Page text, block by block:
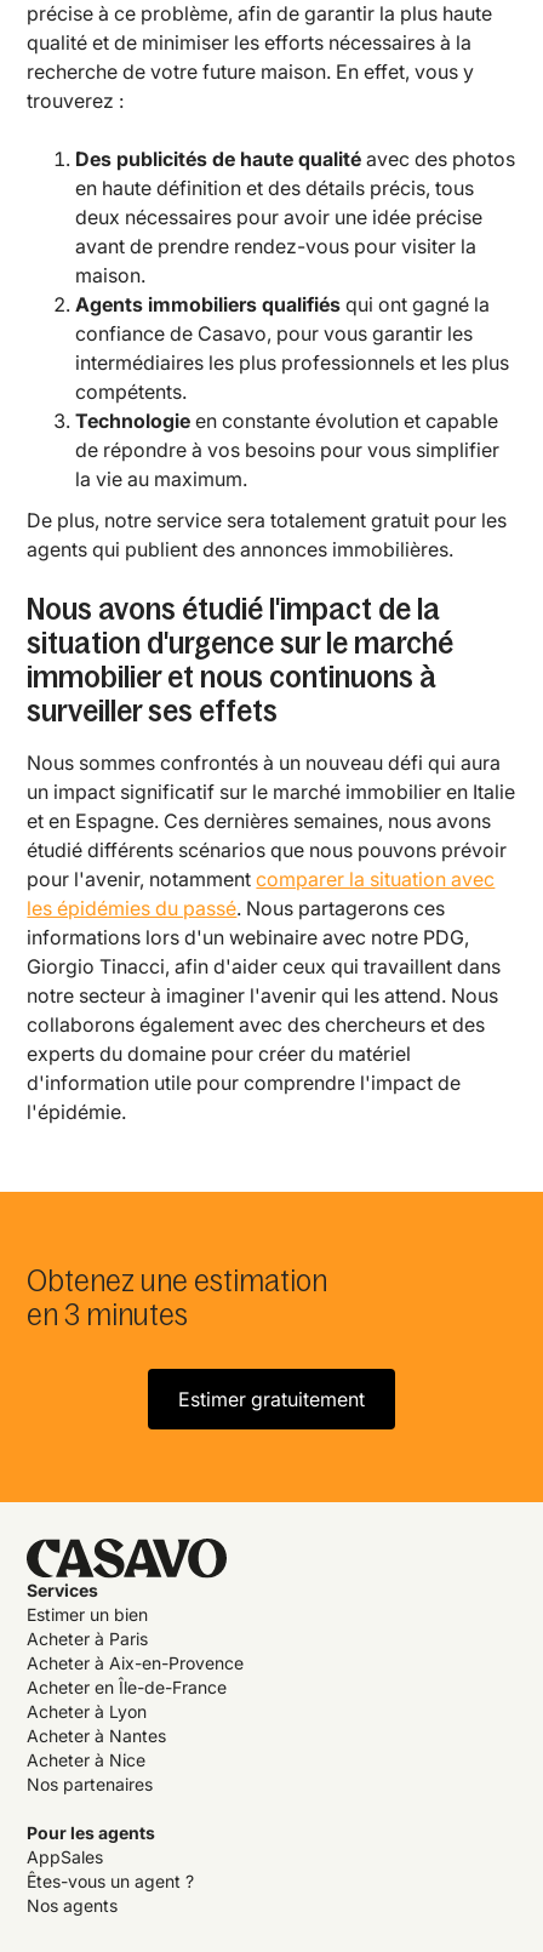
précise à ce problème, afin de garantir la plus haute
qualité et de minimiser les efforts nécessaires à la
recherche de votre future maison. En effet, vous y
trouverez :
Des publicités de haute qualité avec des photos
en haute définition et des détails précis, tous
deux nécessaires pour avoir une idée précise
avant de prendre rendez-vous pour visiter la
maison.
Agents immobiliers qualifiés qui ont gagné la
confiance de Casavo, pour vous garantir les
intermédiaires les plus professionnels et les plus
compétents.
Technologie en constante évolution et capable
de répondre à vos besoins pour vous simplifier
la vie au maximum.
De plus, notre service sera totalement gratuit pour les
agents qui publient des annonces immobilières.
Nous avons étudié l'impact de la
situation d'urgence sur le marché
immobilier et nous continuons à
surveiller ses effets
Nous sommes confrontés à un nouveau défi qui aura
un impact significatif sur le marché immobilier en Italie
et en Espagne. Ces dernières semaines, nous avons
étudié différents scénarios que nous pouvons prévoir
pour l'avenir, notammentcomparer la situation avec
les épidémies du passé. Nous partagerons ces
informations lors d'un webinaire avec notre PDG,
Giorgio Tinacci, afin d'aider ceux qui travaillent dans
notre secteur à imaginer l'avenir qui les attend. Nous
collaborons également avec des chercheurs et des
experts du domaine pour créer du matériel
d'information utile pour comprendre l'impact de
l'épidémie.
Obtenez une estimation
en 3 minutes
Estimer gratuitement
Services
Estimer un bien
Acheter à Paris
Acheter à Aix-en-Provence
Acheter en Île-de-France
Acheter à Lyon
Acheter à Nantes
Acheter à Nice
Nos partenaires
Pour les agents
AppSales
Êtes-vous un agent ?
Nos agents